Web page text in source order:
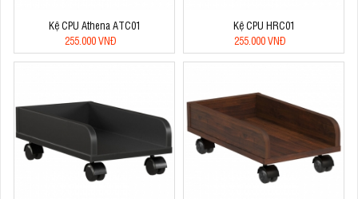
Kệ CPU Athena ATC01
255.000 VNĐ
Kệ CPU HRC01
255.000 VNĐ